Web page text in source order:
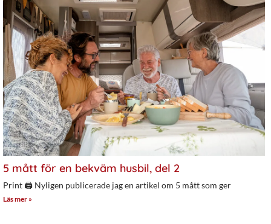
5 mått för en bekväm husbil, del 2
Print 🖨 Nyligen publicerade jag en artikel om 5 mått som ger
Läs mer »